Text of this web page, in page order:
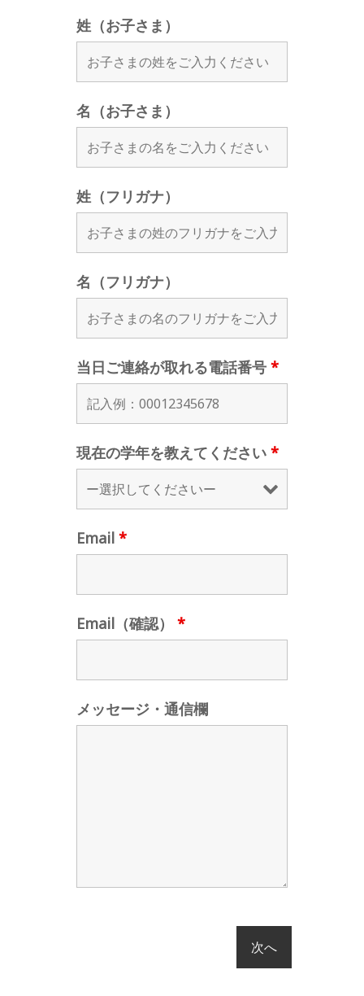
姓（お子さま）
名（お子さま）
姓（フリガナ）
名（フリガナ）
当日ご連絡が取れる電話番号 *
現在の学年を教えてください *
Email *
Email（確認） *
メッセージ・通信欄